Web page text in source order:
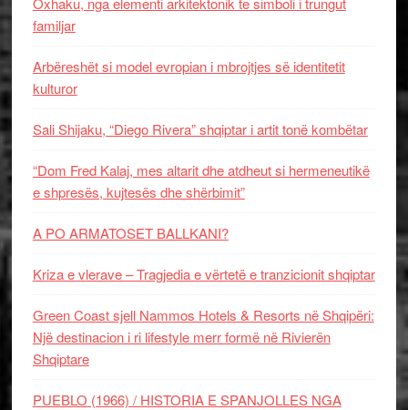
familjar
Arbëreshët si model evropian i mbrojtjes së identitetit
kulturor
Sali Shijaku, “Diego Rivera” shqiptar i artit tonë kombëtar
“Dom Fred Kalaj, mes altarit dhe atdheut si hermeneutikë
e shpresës, kujtesës dhe shërbimit”
A PO ARMATOSET BALLKANI?
Kriza e vlerave – Tragjedia e vërtetë e tranzicionit shqiptar
Green Coast sjell Nammos Hotels & Resorts në Shqipëri:
Një destinacion i ri lifestyle merr formë në Rivierën
Shqiptare
PUEBLO (1966) / HISTORIA E SPANJOLLES NGA